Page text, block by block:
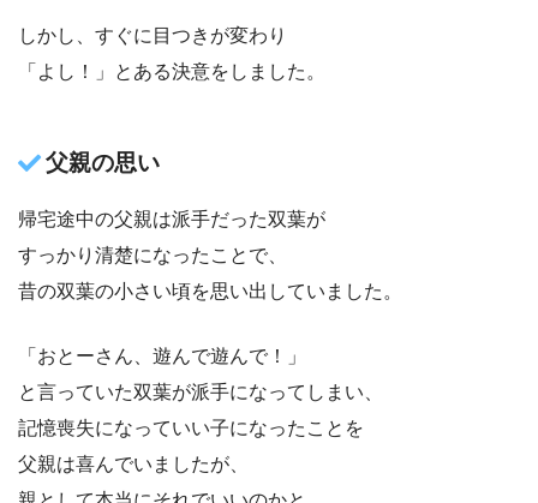
しかし、すぐに目つきが変わり
「よし！」とある決意をしました。
父親の思い
帰宅途中の父親は派手だった双葉が
すっかり清楚になったことで、
昔の双葉の小さい頃を思い出していました。
「おとーさん、遊んで遊んで！」
と言っていた双葉が派手になってしまい、
記憶喪失になっていい子になったことを
父親は喜んでいましたが、